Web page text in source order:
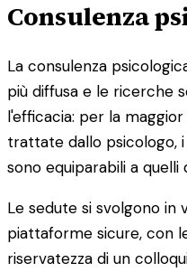
Consulenza
La consulenza
più diffusa e le ricerche
l'efficacia: per la
trattate dallo psicologo,
sono equiparabili a quelli
Le sedute si svolgono in
piattaforme sicure, con
riservatezza di un